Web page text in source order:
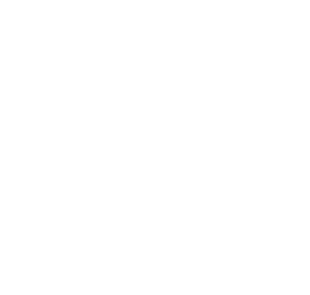
формы, нервные